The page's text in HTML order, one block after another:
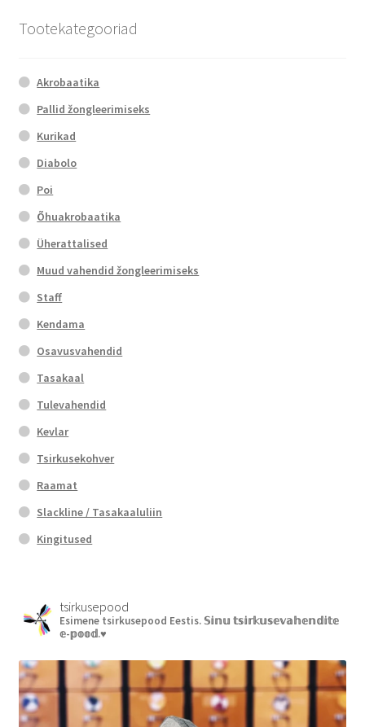
Tootekategooriad
Akrobaatika
Pallid žongleerimiseks
Kurikad
Diabolo
Poi
Õhuakrobaatika
Üherattalised
Muud vahendid žongleerimiseks
Staff
Kendama
Osavusvahendid
Tasakaal
Tulevahendid
Kevlar
Tsirkusekohver
Raamat
Slackline / Tasakaaluliin
Kingitused
tsirkusepood
Esimene tsirkusepood Eestis. 𝕊𝕚𝕟𝕦 𝕥𝕤𝕚𝕣𝕜𝕦𝕤𝕖𝕧𝕒𝕙𝕖𝕟𝕕𝕚𝕥𝕖
𝕖-𝕡𝕠𝕠𝕕.♥︎